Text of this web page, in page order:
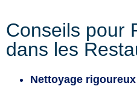
Conseils pour
dans les
Nettoyage rigoureux